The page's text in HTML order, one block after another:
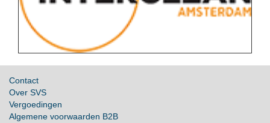
Contact
Over SVS
Vergoedingen
Algemene voorwaarden B2B